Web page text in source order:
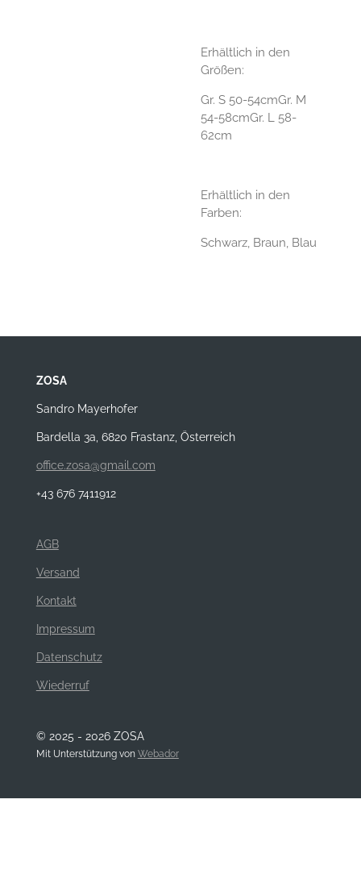
Erhältlich in den
Größen:
Gr. S 50-54cmGr. M
54-58cmGr. L 58-
62cm
Erhältlich in den
Farben:
Schwarz, Braun, Blau
ZOSA
Sandro Mayerhofer
Bardella 3a, 6820 Frastanz, Österreich
office.zosa@gmail.com
+43 676 7411912
AGB
Versand
Kontakt
Impressum
Datenschutz
Wiederruf
© 2025 - 2026 ZOSA
Mit Unterstützung von Webador